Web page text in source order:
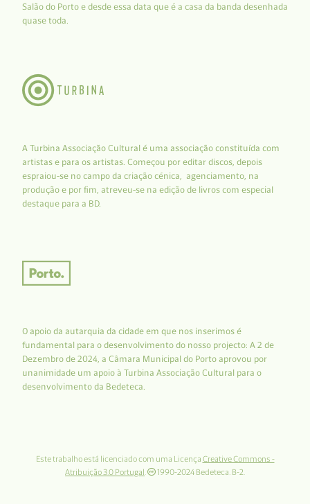
Salão do Porto e desde essa data que é a casa da banda desenhada
quase toda.
A Turbina Associação Cultural é uma associação constituída com
artistas e para os artistas. Começou por editar discos, depois
espraiou-se no campo da criação cénica, agenciamento, na
produção e por fim, atreveu-se na edição de livros com especial
destaque para a BD.
O apoio da autarquia da cidade em que nos inserimos é
fundamental para o desenvolvimento do nosso projecto: A 2 de
Dezembro de 2024, a Câmara Municipal do Porto aprovou por
unanimidade um apoio à Turbina Associação Cultural para o
desenvolvimento da Bedeteca.
Este trabalho está licenciado com uma Licença Creative Commons -
Atribuição 3.0 Portugal. 1990-2024 Bedeteca. B-2.